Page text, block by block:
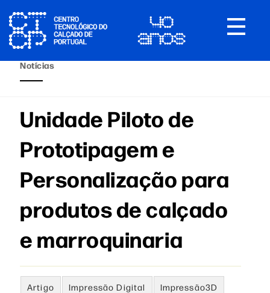
Toggle
Notícias
Unidade Piloto de
Prototipagem e
Personalização para
produtos de calçado
e marroquinaria
Artigo Impressão Digital Impressão3D